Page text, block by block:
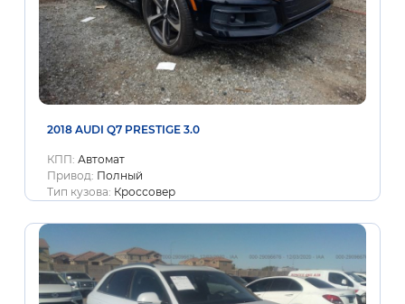
2018 AUDI Q7 PRESTIGE 3.0
КПП: Автомат
Привод: Полный
Тип кузова: Кроссовер